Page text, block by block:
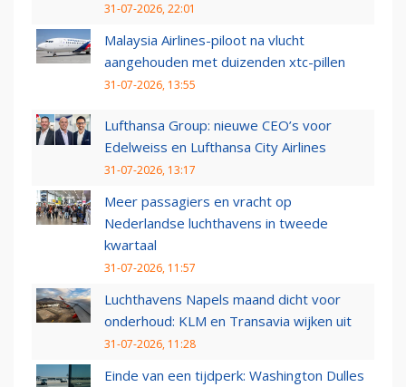
31-07-2026, 22:01
Malaysia Airlines-piloot na vlucht
aangehouden met duizenden xtc-pillen
31-07-2026, 13:55
Lufthansa Group: nieuwe CEO’s voor
Edelweiss en Lufthansa City Airlines
31-07-2026, 13:17
Meer passagiers en vracht op
Nederlandse luchthavens in tweede
kwartaal
31-07-2026, 11:57
Luchthavens Napels maand dicht voor
onderhoud: KLM en Transavia wijken uit
31-07-2026, 11:28
Einde van een tijdperk: Washington Dulles